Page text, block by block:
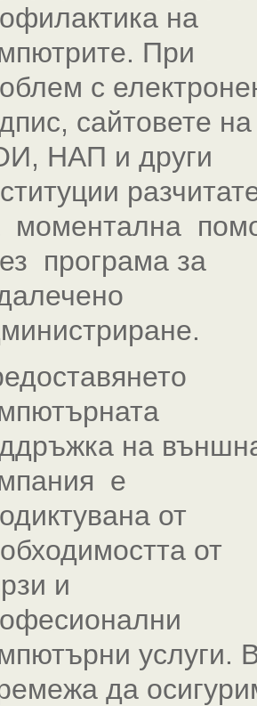
на
При
с
сайтовете на
НАП и други
моментална
програма за
на
e
от
от
и
услуги.
да